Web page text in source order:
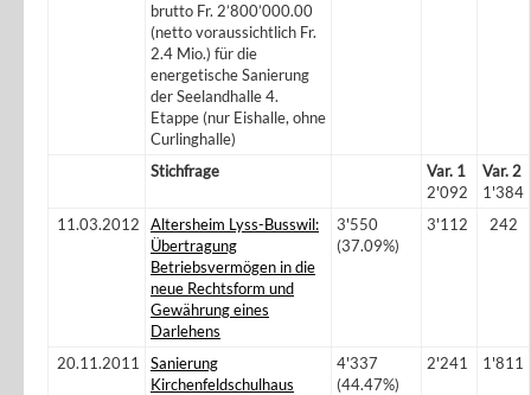
brutto Fr. 2’800’000.00
(netto voraussichtlich Fr.
2.4 Mio.) für die
energetische Sanierung
der Seelandhalle 4.
Etappe (nur Eishalle, ohne
Curlinghalle)
Stichfrage
Var. 1
2'092
Var. 2
1'384
11.03.2012
Altersheim Lyss-Busswil:
Übertragung
Betriebsvermögen in die
neue Rechtsform und
Gewährung eines
Darlehens
3'550
(37.09%)
3'112 242
20.11.2011
Sanierung
Kirchenfeldschulhaus
4'337
(44.47%)
2'241 1'811